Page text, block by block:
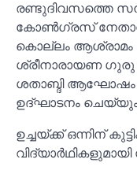
രണ്ടുദിവസത്തെ
കോണ്‍ഗ്രസ് നേതാവ്
കൊല്ലം
ശ്രീനാരായണ ഗുരു
ശതാബ്ദി ആഘോഷം
ഉദ്ഘാടനം
ഉച്ചയ്ക്ക് ഒന്നിന്